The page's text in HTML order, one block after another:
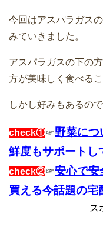
今回はアスパラガス
みていきました。
アスパラガスの下の
方が美味しく食べる
しかし好みもあるの
check①☞野菜につ
鮮度もサポートし
check②☞安心で安
買える今話題の
ス